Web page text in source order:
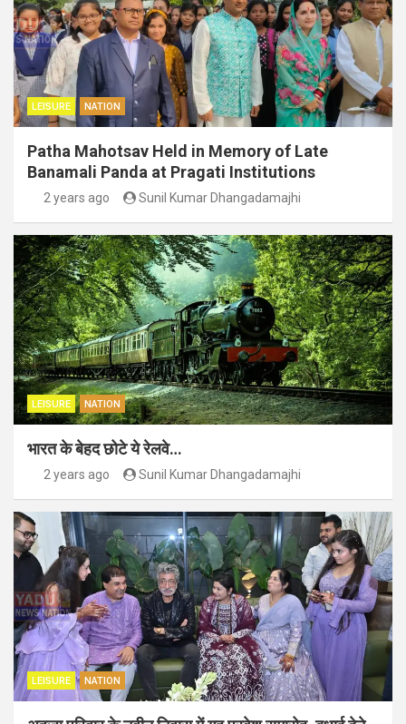
LEISURE NATION
Patha Mahotsav Held in Memory of Late
Banamali Panda at Pragati Institutions
2 years ago Sunil Kumar Dhangadamajhi
LEISURE NATION
भारत के बेहद छोटे ये रेलवे…
2 years ago Sunil Kumar Dhangadamajhi
LEISURE NATION